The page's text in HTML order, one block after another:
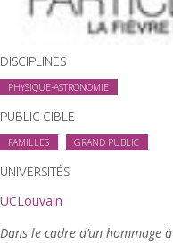
DISCIPLINES
PHYSIQUE-ASTRONOMIE
PUBLIC CIBLE
FAMILLES GRAND PUBLIC
UNIVERSITÉS
UCLouvain
Dans le cadre d’un hommage